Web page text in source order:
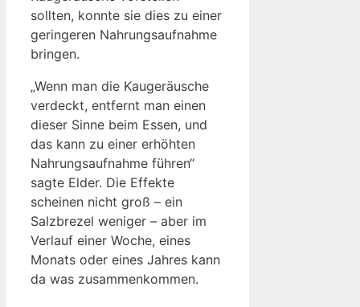
sollten, konnte sie dies zu einer
geringeren Nahrungsaufnahme
bringen.
„Wenn man die Kaugeräusche
verdeckt, entfernt man einen
dieser Sinne beim Essen, und
das kann zu einer erhöhten
Nahrungsaufnahme führen“
sagte Elder. Die Effekte
scheinen nicht groß – ein
Salzbrezel weniger – aber im
Verlauf einer Woche, eines
Monats oder eines Jahres kann
da was zusammenkommen.